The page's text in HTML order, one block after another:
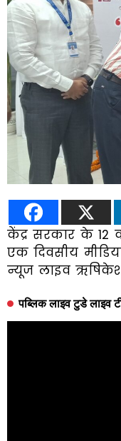
केंद्र सरकार के 12
एक दिवसीय
न्यूज लाइव
पब्लिक लाइव टुडे लाइव